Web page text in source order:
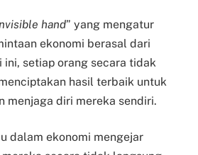
hand” yang mengatur
ekonomi berasal dari
ini, setiap orang secara tidak
hasil terbaik untuk
menjaga diri mereka sendiri.
dalam ekonomi mengejar